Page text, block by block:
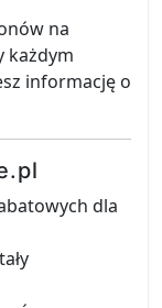
na
każdym
informację o
dla